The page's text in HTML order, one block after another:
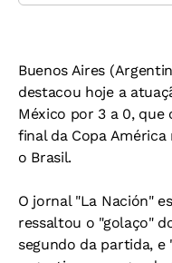
Buenos Aires
destacou hoje a
México por 3 a 0, que
final da Copa
o Brasil.
O jornal "La Nación"
ressaltou o "golaço"
segundo da partida,